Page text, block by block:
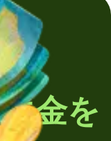
金を